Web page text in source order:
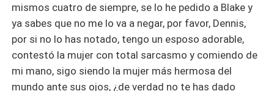
mismos cuatro de siempre, se lo he pedido a Blake y
ya sabes que no me lo va a negar, por favor, Dennis,
por si no lo has notado, tengo un esposo adorable,
contestó la mujer con total sarcasmo y comiendo de
mi mano, sigo siendo la mujer más hermosa del
mundo ante sus ojos, ¿de verdad no te has dado